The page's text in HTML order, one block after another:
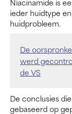
ieder huidtype
huidprobleem.
De
werd
de VS
De conclusies
gebaseerd op